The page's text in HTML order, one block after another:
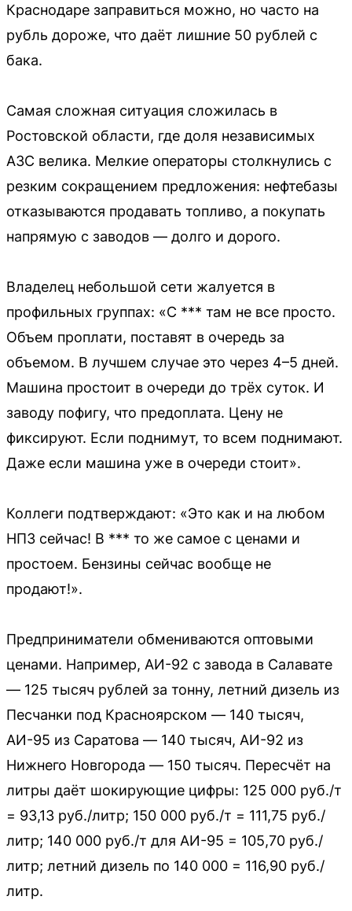
Краснодаре заправиться можно, но часто на
рубль дороже, что даёт лишние 50 рублей с
бака.
Самая сложная ситуация сложилась в
Ростовской области, где доля независимых
АЗС велика. Мелкие операторы столкнулись с
резким сокращением предложения: нефтебазы
отказываются продавать топливо, а покупать
напрямую с заводов — долго и дорого.
Владелец небольшой сети жалуется в
профильных группах: «С *** там не все просто.
Объем проплати, поставят в очередь за
объемом. В лучшем случае это через 4–5 дней.
Машина простоит в очереди до трёх суток. И
заводу пофигу, что предоплата. Цену не
фиксируют. Если поднимут, то всем поднимают.
Даже если машина уже в очереди стоит».
Коллеги подтверждают: «Это как и на любом
НПЗ сейчас! В *** то же самое с ценами и
простоем. Бензины сейчас вообще не
продают!».
Предприниматели обмениваются оптовыми
ценами. Например, АИ-92 с завода в Салавате
— 125 тысяч рублей за тонну, летний дизель из
Песчанки под Красноярском — 140 тысяч,
АИ-95 из Саратова — 140 тысяч, АИ-92 из
Нижнего Новгорода — 150 тысяч. Пересчёт на
литры даёт шокирующие цифры: 125 000 руб./т
= 93,13 руб./литр; 150 000 руб./т = 111,75 руб./
литр; 140 000 руб./т для АИ-95 = 105,70 руб./
литр; летний дизель по 140 000 = 116,90 руб./
литр.